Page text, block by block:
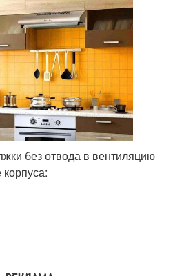
без отвода в вентиляцию